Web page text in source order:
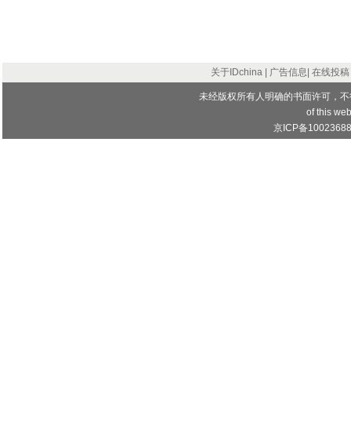
关于IDchina| 广告信息 在线投稿
未经版权所有人明确的书面许可，
of this
京ICP备